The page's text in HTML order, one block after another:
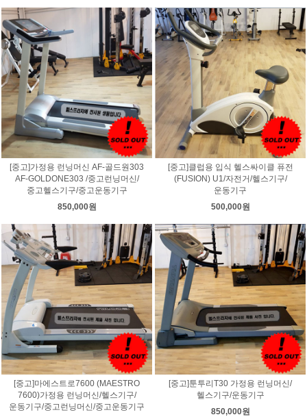
[중고]가정용 런닝머신 AF-골드원303
AF-GOLDONE303 /중고런닝머신/
중고헬스기구/중고운동기구
850,000원
[중고]클럽용 입식 헬스싸이클 퓨전
(FUSION) U1/자전거/헬스기구/
운동기구
500,000원
[중고]마에스트로7600 (MAESTRO
7600)가정용 런닝머신/헬스기구/
운동기구/중고런닝머신/중고운동기구
[중고]툰투리T30 가정용 런닝머신/
헬스기구/운동기구
850,000원